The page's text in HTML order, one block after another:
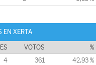
EN XERTA
VOTOS %
4 361 42,93 %